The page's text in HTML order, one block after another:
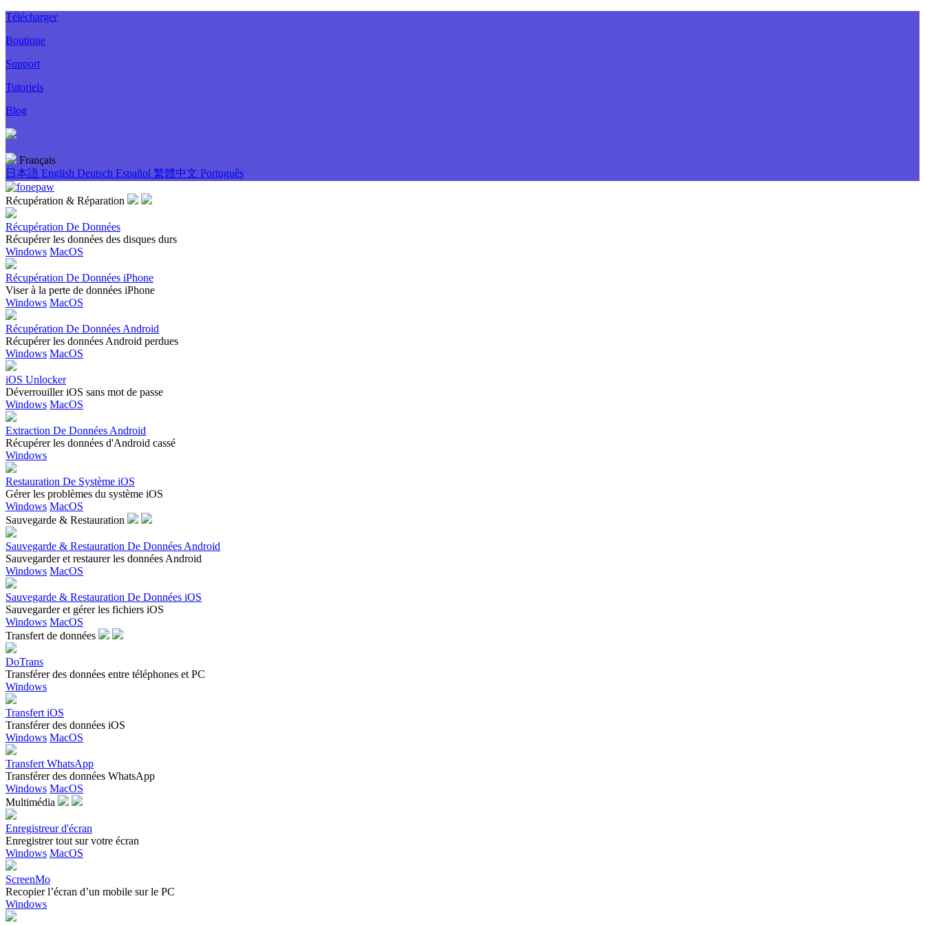
Télécharger
Boutique
Support
Tutoriels
Blog
Français
日本語 English Deutsch Español 繁體中文 Português
Récupération & Réparation
Récupération De Données
Récupérer les données des disques durs
Windows MacOS
Récupération De Données iPhone
Viser à la perte de données iPhone
Windows MacOS
Récupération De Données Android
Récupérer les données Android perdues
Windows MacOS
iOS Unlocker
Déverrouiller iOS sans mot de passe
Windows MacOS
Extraction De Données Android
Récupérer les données d'Android cassé
Windows
Restauration De Système iOS
Gérer les problèmes du système iOS
Windows MacOS
Sauvegarde & Restauration
Sauvegarde & Restauration De Données Android
Sauvegarder et restaurer les données Android
Windows MacOS
Sauvegarde & Restauration De Données iOS
Sauvegarder et gérer les fichiers iOS
Windows MacOS
Transfert de données
DoTrans
Transférer des données entre téléphones et PC
Windows
Transfert iOS
Transférer des données iOS
Windows MacOS
Transfert WhatsApp
Transférer des données WhatsApp
Windows MacOS
Multimédia
Enregistreur d'écran
Enregistrer tout sur votre écran
Windows MacOS
ScreenMo
Recopier l’écran d’un mobile sur le PC
Windows